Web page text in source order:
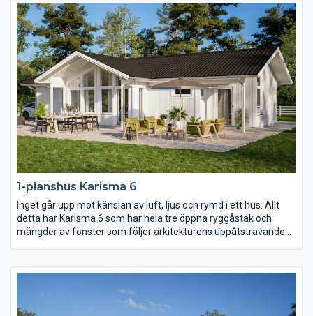
1-planshus Karisma 6
Inget går upp mot känslan av luft, ljus och rymd i ett hus. Allt
detta har Karisma 6 som har hela tre öppna ryggåstak och
mängder av fönster som följer arkitekturens uppåtsträvande